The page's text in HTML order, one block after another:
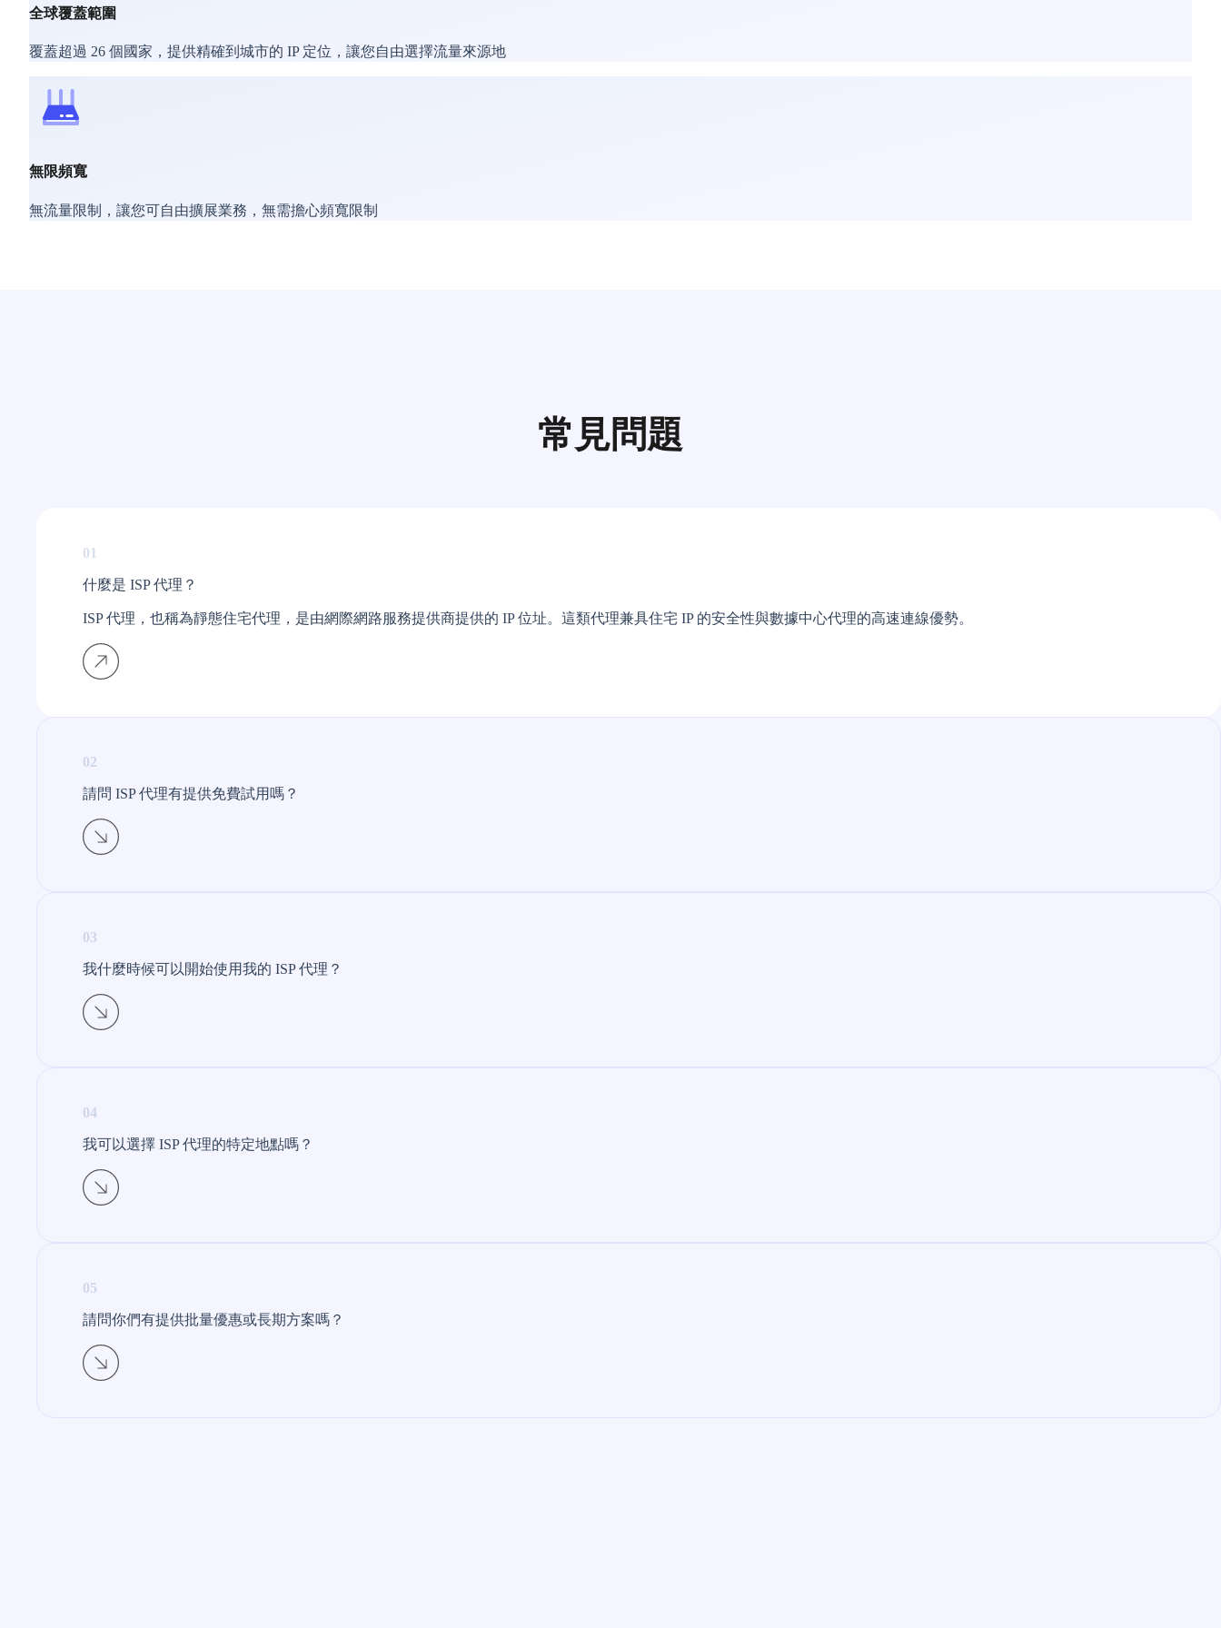
全球覆蓋範圍
覆蓋超過 26 個國家，提供精確到城市的 IP 定位，讓您自由選擇流量來源地
無限頻寬
無流量限制，讓您可自由擴展業務，無需擔心頻寬限制
常見問題
01
什麼是 ISP 代理？
ISP 代理，也稱為靜態住宅代理，是由網際網路服務提供商提供的 IP 位址。這類代理兼具住宅 IP 的安全性與數據中心代理的高速連線優勢。
02
請問 ISP 代理有提供免費試用嗎？
03
我什麼時候可以開始使用我的 ISP 代理？
04
我可以選擇 ISP 代理的特定地點嗎？
05
請問你們有提供批量優惠或長期方案嗎？